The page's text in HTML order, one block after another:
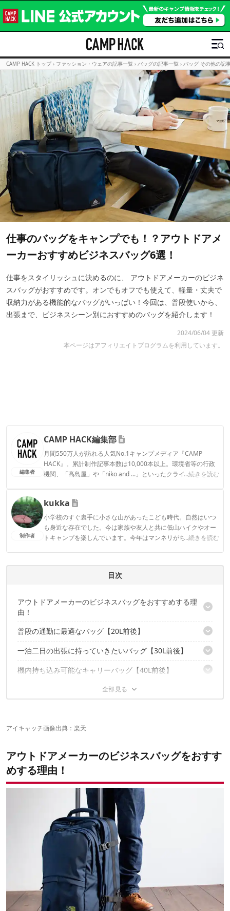
CAMP HACK トップ › ファッション・ウェアの記事一覧 › バッグの記事一覧 › バッグ その他の記
仕事のバッグをキャンプでも！？アウトドアメ
ーカーおすすめビジネスバッグ6選！
仕事をスタイリッシュに決めるのに、 アウトドアメーカーのビジネ
スバッグがおすすめです。オンでもオフでも使えて、軽量・丈夫で
収納力がある機能的なバッグがいっぱい！今回は、普段使いから、
出張まで、ビジネスシーン別におすすめのバッグを紹介します！
2024/06/04 更新
本ページはアフィリエイトプログラムを利用しています。
編集者
CAMP HACK編集部
月間550万人が訪れる人気No.1キャンプメディア『CAMP
HACK』。累計制作記事本数は10,000本以上。環境省等の行政
機関、「髙島屋」や「niko and ...」といったクライアントとの
...続きを読む
CAMP HACK編集部のプロフィール
制作者
kukka
小学校のすぐ裏手に小さな山があったこども時代。自然はいつ
も身近な存在でした。今は家族や友人と共に低山ハイクやオー
トキャンプを楽しんでいます。今年はマンネリがちなキャンプ
...続きを読む
目次
アウトドアメーカーのビジネスバッグをおすすめする理
由！
オンでもオフでも使える！
大事なものをしっかり守る。
背負うだけではない対応力
普段の通勤に最適なバッグ【20L前後】
スリムなデザインで超軽量 ノースフェイス シャトルデイパック
スリム
3way使えるので使い方は自分次第 グレゴリー カバートミッシ
一泊二日の出張に持っていきたいバッグ【30L前後】
コンパクトに折りたたむことも可能な モンベル トライパック
スタイリッシュなデザインで背負い心地も楽々 アークテリク
機内持ち込み可能なキャリーバッグ【40L前後】
サブバッグも合わせると容量70L！ドッペルギャンガー フォルダ
40！
オン・オフ問わず「使える」バッグの正解は？
アイキャッチ画像出典： 楽天
アウトドアメーカーのビジネスバッグをおすす
めする理由！